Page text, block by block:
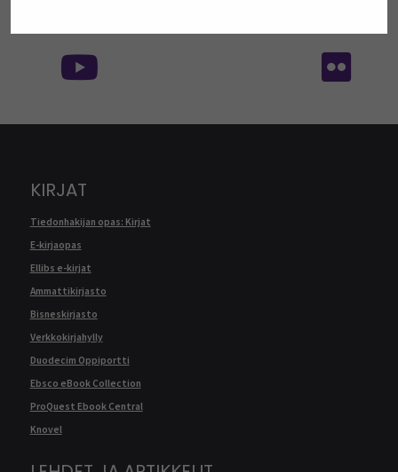
Seuraa meitä sosiaalisessa mediassa:
KIRJAT
Tiedonhakijan opas: Kirjat
E-kirjaopas
Ellibs e-kirjat
Ammattikirjasto
Bisneskirjasto
Verkkokirjahylly
Duodecim Oppiportti
Ebsco eBook Collection
ProQuest Ebook Central
Knovel